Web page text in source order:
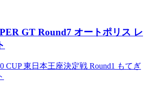
GT Round7 オートポリス レ